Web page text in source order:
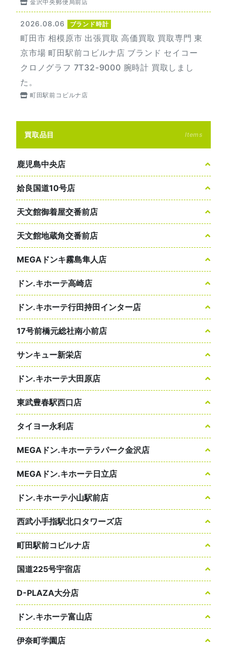
金沢中央郵便局前店
2026.08.06 ブランド時計
町田市 相模原市 出張買取 高価買取 買取専門 東
京市場 町田駅前コビルナ店 ブランド セイコー
クロノグラフ 7T32-9000 腕時計 買取しまし
た。
町田駅前コビルナ店
買取品目 Items
鹿児島中央店
姶良国道10号店
天文館御着屋交番前店
天文館地蔵角交番前店
MEGAドンキ霧島隼人店
ドン.キホーテ高崎店
ドン.キホーテ行田持田インター店
17号前橋元総社南小前店
サンキュー新栄店
ドン.キホーテ大田原店
東武豊春駅西口店
タイヨー永利店
MEGAドン.キホーテラパーク金沢店
MEGAドン.キホーテ日立店
ドン.キホーテ小山駅前店
西武小手指駅北口タワーズ店
町田駅前コビルナ店
国道225号宇宿店
D-PLAZA大分店
ドン.キホーテ富山店
伊奈町学園店